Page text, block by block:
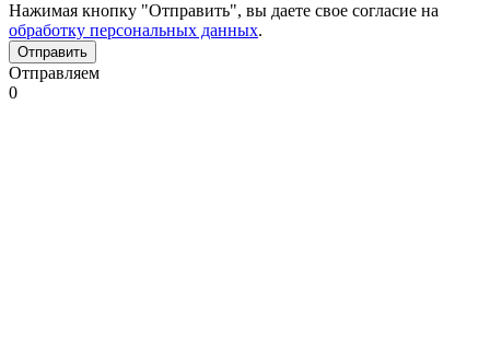
Нажимая кнопку "Отправить", вы даете свое согласие на
обработку персональных данных.
Отправляем
0